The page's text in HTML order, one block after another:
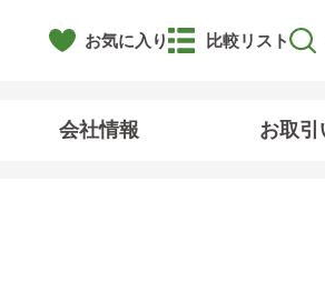
お気に入り 比較リスト
会社情報 お取